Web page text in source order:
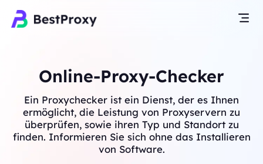
Online-Proxy-Checker
Ein Proxychecker ist ein Dienst, der es Ihnen
ermöglicht, die Leistung von Proxyservern zu
überprüfen, sowie ihren Typ und Standort zu
finden. Informieren Sie sich ohne das Installieren
von Software.